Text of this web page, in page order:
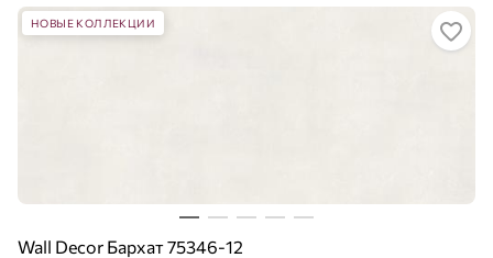
НОВЫЕ КОЛЛЕКЦИИ
Wall Decor Бархат 75346-12